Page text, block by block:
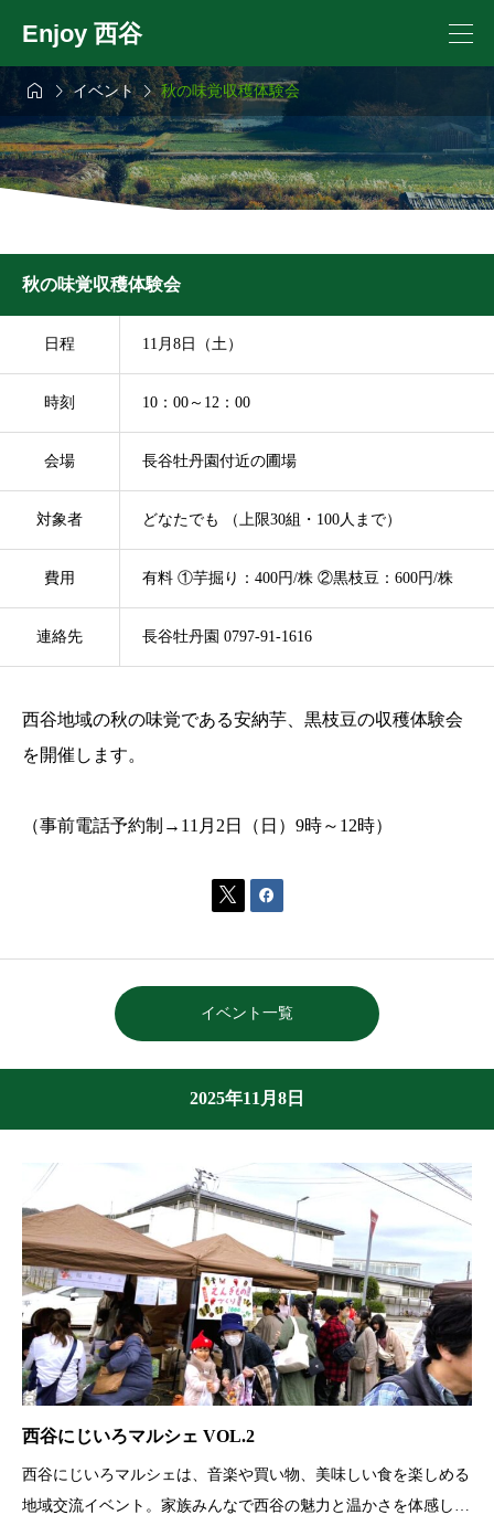
Enjoy 西谷
 イベント秋の味覚収穫体験会
秋の味覚収穫体験会
日程 11月8日（土）
時刻 10：00～12：00
会場 長谷牡丹園付近の圃場
対象者 どなたでも （上限30組・100人まで）
費用 有料 ①芋掘り：400円/株 ②黒枝豆：600円/株
連絡先 長谷牡丹園 0797-91-1616
西谷地域の秋の味覚である安納芋、黒枝豆の収穫体験会
を開催します。
（事前電話予約制→11月2日（日）9時～12時）
 
イベント一覧
2025年11月8日
西谷にじいろマルシェ VOL.2
西谷にじいろマルシェは、音楽や買い物、美味しい食を楽しめる
地域交流イベント。家族みんなで西谷の魅力と温かさを体感して